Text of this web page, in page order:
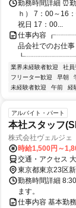
勤務時間詳細 ⏰
ｈ） 7：00～16
祝日 17：00...
仕事内容
品会社でのお仕
業界未経験者歓迎 社員
フリーター歓迎
早朝
未経験者歓迎
午前 経
アルバイト・パート
本社スタッフ
株式会社ヴェルジェ
時給1,500円～
交通・アクセス
東京都東京23区
勤務時間詳細
ます。
仕事内容 基本勤